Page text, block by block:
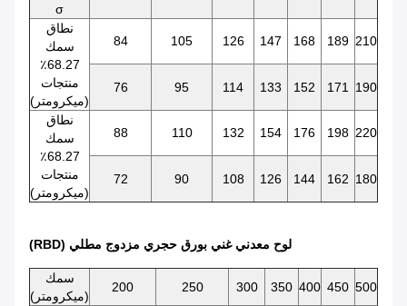
σ
نطاق
سمك
68.27٪
منتجات
(ميكرومتر)
84 105 126 147 168 189 210
76 95 114 133 152 171 190
نطاق
سمك
68.27٪
منتجات
(ميكرومتر)
88 110 132 154 176 198 220
72 90 108 126 144 162 180
(RBD) لوح معدني غني بورق حجري مزدوج مطلي
سمك
(ميكرومتر)
200 250 300 350 400 450 500